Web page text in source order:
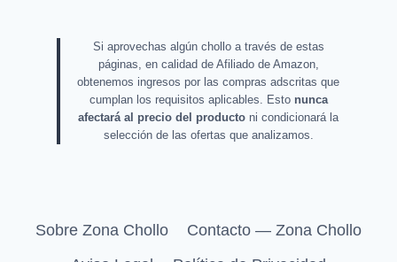
Si aprovechas algún chollo a través de estas
páginas, en calidad de Afiliado de Amazon,
obtenemos ingresos por las compras adscritas que
cumplan los requisitos aplicables. Esto nunca
afectará al precio del producto ni condicionará la
selección de las ofertas que analizamos.
Sobre Zona Chollo
Contacto — Zona Chollo